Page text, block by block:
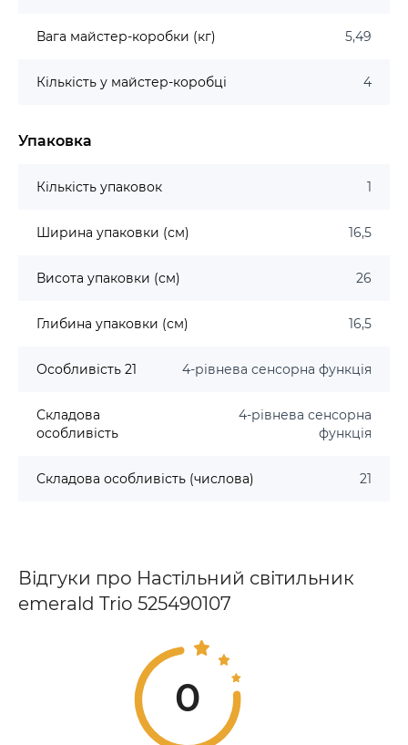
Вага майстер-коробки (кг) 5,49
Кількість у майстер-коробці 4
Упаковка
Кількість упаковок 1
Ширина упаковки (см) 16,5
Висота упаковки (см) 26
Глибина упаковки (см) 16,5
Особливість 21 4-рівнева сенсорна функція
Складова
особливість
4-рівнева сенсорна
функція
Складова особливість (числова) 21
Відгуки про Настільний світильник
emerald Trio 525490107
0